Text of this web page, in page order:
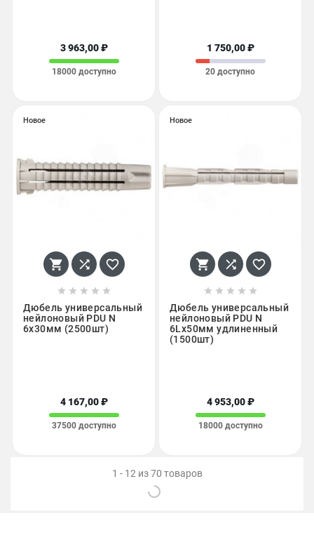
3 963,00 ₽
18000 доступно
1 750,00 ₽
20 доступно
Новое
  
    
Дюбель универсальный
нейлоновый PDU N
6х30мм (2500шт)
4 167,00 ₽
37500 доступно
Новое
  
    
Дюбель универсальный
нейлоновый PDU N
6Lх50мм удлиненный
(1500шт)
4 953,00 ₽
18000 доступно
1 - 12 из 70 товаров